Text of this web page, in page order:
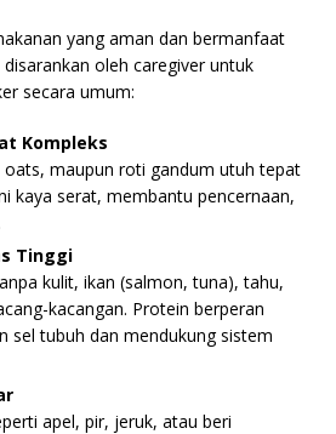
yang aman dan bermanfaat
oleh caregiver untuk
secara umum:
Kompleks
oats, maupun roti gandum utuh tepat
kaya serat, membantu pencernaan,
Tinggi
kulit, ikan (salmon, tuna), tahu,
kacangan. Protein berperan
sel tubuh dan mendukung sistem
apel, pir, jeruk, atau beri